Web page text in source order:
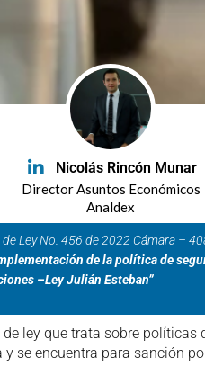
Nicolás Rincón Munar
Director Asuntos Económicos
Analdex
Ley No. 456 de 2022 Cámara –
de la política de
–Ley Julián Esteban”
ley que trata sobre políticas
se encuentra para sanción